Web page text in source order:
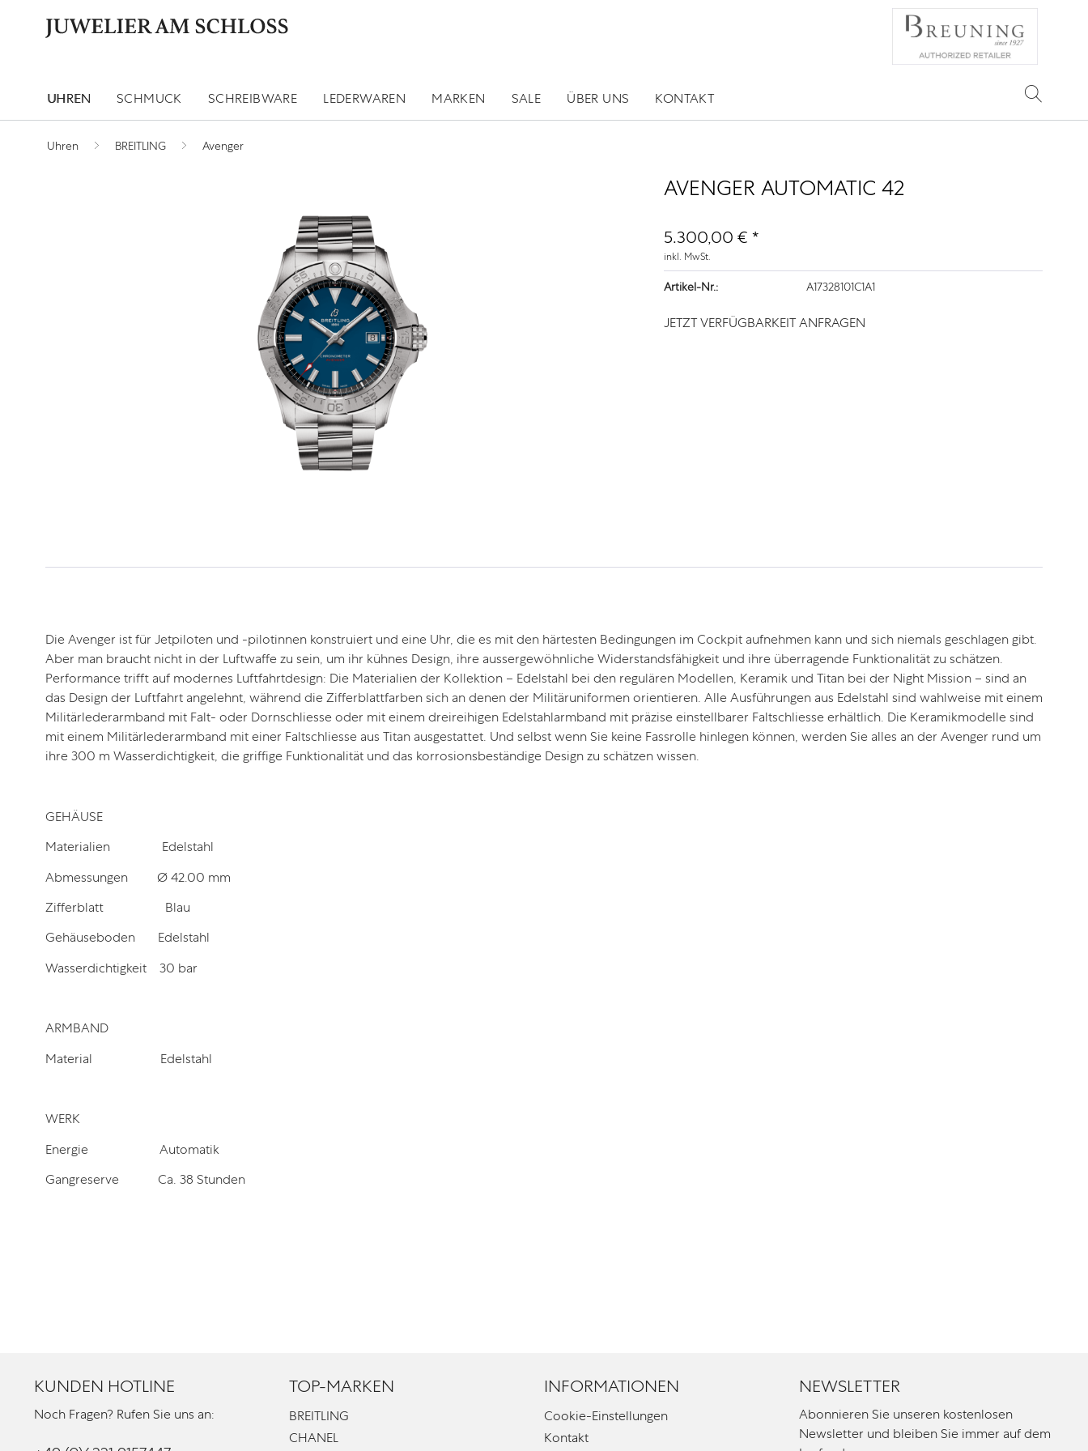
UHREN SCHMUCK SCHREIBWARE LEDERWAREN MARKEN SALE ÜBER UNS KONTAKT
Uhren BREITLING Avenger
AVENGER AUTOMATIC 42
5.300,00 € *
inkl. MwSt.
Artikel-Nr.: A17328101C1A1
JETZT VERFÜGBARKEIT ANFRAGEN
Die Avenger ist für Jetpiloten und -pilotinnen konstruiert und eine Uhr, die es mit den härtesten Bedingungen im Cockpit aufnehmen kann und sich niemals geschlagen gibt.
Aber man braucht nicht in der Luftwaffe zu sein, um ihr kühnes Design, ihre aussergewöhnliche Widerstandsfähigkeit und ihre überragende Funktionalität zu schätzen.
Performance trifft auf modernes Luftfahrtdesign: Die Materialien der Kollektion – Edelstahl bei den regulären Modellen, Keramik und Titan bei der Night Mission – sind an
das Design der Luftfahrt angelehnt, während die Zifferblattfarben sich an denen der Militäruniformen orientieren. Alle Ausführungen aus Edelstahl sind wahlweise mit einem
Militärlederarmband mit Falt- oder Dornschliesse oder mit einem dreireihigen Edelstahlarmband mit präzise einstellbarer Faltschliesse erhältlich. Die Keramikmodelle sind
mit einem Militärlederarmband mit einer Faltschliesse aus Titan ausgestattet. Und selbst wenn Sie keine Fassrolle hinlegen können, werden Sie alles an der Avenger rund um
ihre 300 m Wasserdichtigkeit, die griffige Funktionalität und das korrosionsbeständige Design zu schätzen wissen.
GEHÄUSE
Materialien
Edelstahl
Abmessungen
Ø 42.00 mm
Zifferblatt
Blau
Gehäuseboden
Edelstahl
Wasserdichtigkeit
30 bar
ARMBAND
Material
Edelstahl
WERK
Energie
Automatik
Gangreserve
Ca. 38 Stunden
KUNDEN HOTLINE
Noch Fragen? Rufen Sie uns an:
TOP-MARKEN
BREITLING
CHANEL
INFORMATIONEN
Cookie-Einstellungen
Kontakt
NEWSLETTER
Abonnieren Sie unseren kostenlosen
Newsletter und bleiben Sie immer auf dem